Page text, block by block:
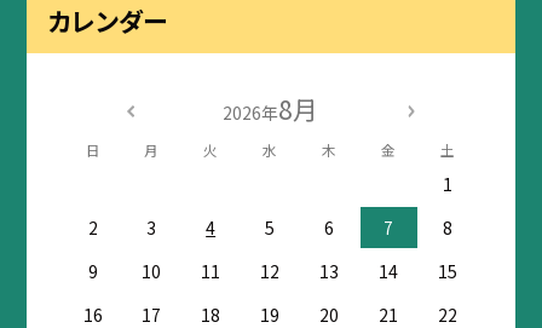
カレンダー
2026年8月
日 月 火 水 木 金 土
1
2
3 4 5 6 7
8
9
10 11 12 13 14
15
16
17 18 19 20 21
22